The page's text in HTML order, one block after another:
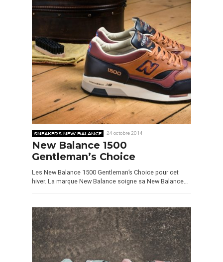
SNEAKERS NEW BALANCE 24 octobre 2014
New Balance 1500
Gentleman’s Choice
Les New Balance 1500 Gentleman’s Choice pour cet
hiver. La marque New Balance soigne sa New Balance…